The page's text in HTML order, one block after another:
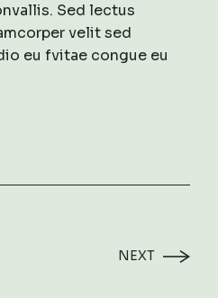
Sed lectus
velit sed
eu fvitae congue eu
NEXT